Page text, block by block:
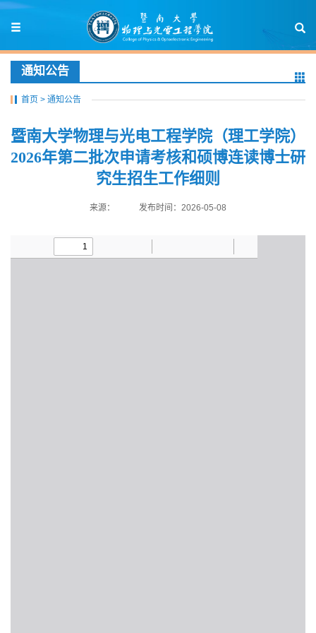
通知公告
首页 > 通知公告
暨南大学物理与光电工程学院（理工学院）
2026年第二批次申请考核和硕博连读博士研
究生招生工作细则
来源： 发布时间：2026-05-08